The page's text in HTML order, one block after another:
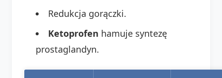
Redukcja gorączki.
Ketoprofen hamuje syntezę
prostaglandyn.